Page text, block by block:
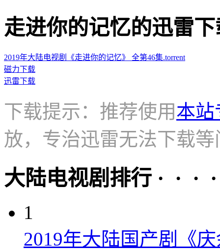
走进你的记忆的迅雷下
2019年大陆电视剧《走进你的记忆》 全第46集.torrent
磁力下载
迅雷下载
下载提示：推荐使用本站
放，专治迅雷无法下载等
大陆电视剧排行 · · ·
1
2019年大陆国产剧《